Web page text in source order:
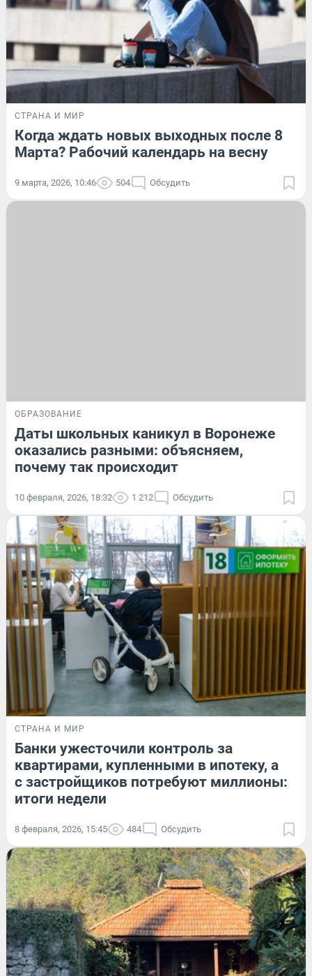
СТРАНА И МИР
Когда ждать новых выходных после 8
Марта? Рабочий календарь на весну
9 марта, 2026, 10:46 504 Обсудить
ОБРАЗОВАНИЕ
Даты школьных каникул в Воронеже
оказались разными: объясняем,
почему так происходит
10 февраля, 2026, 18:32 1 212 Обсудить
СТРАНА И МИР
Банки ужесточили контроль за
квартирами, купленными в ипотеку, а
с застройщиков потребуют миллионы:
итоги недели
8 февраля, 2026, 15:45 484 Обсудить